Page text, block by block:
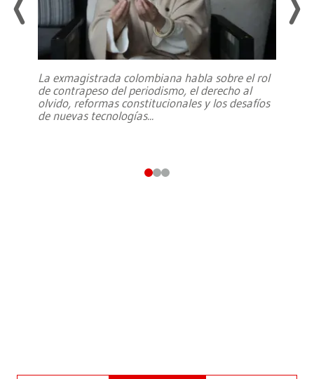
La exmagistrada colombiana habla sobre el rol
de contrapeso del periodismo, el derecho al
olvido, reformas constitucionales y los desafíos
de nuevas tecnologías...